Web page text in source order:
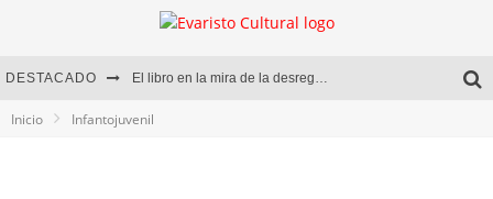
DESTACADO El libro en la mira de la desregulación
Marcelo Rubio | El llovedor
Inicio Infantojuvenil